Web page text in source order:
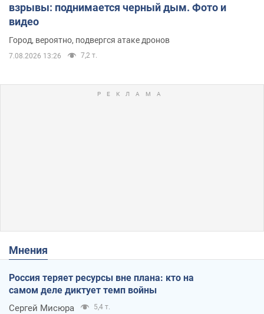
взрывы: поднимается черный дым. Фото и
видео
Город, вероятно, подвергся атаке дронов
7.08.2026 13:26 7,2 т.
Мнения
Россия теряет ресурсы вне плана: кто на
самом деле диктует темп войны
Сергей Мисюра 5,4 т.